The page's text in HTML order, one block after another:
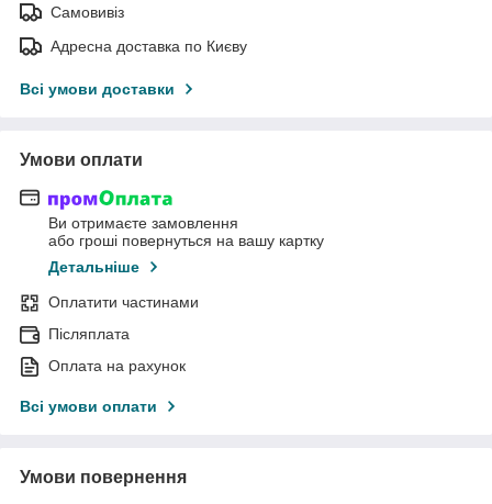
Самовивіз
Адресна доставка по Києву
Всі умови доставки
Умови оплати
Ви отримаєте замовлення
або гроші повернуться на вашу картку
Детальніше
Оплатити частинами
Післяплата
Оплата на рахунок
Всі умови оплати
Умови повернення